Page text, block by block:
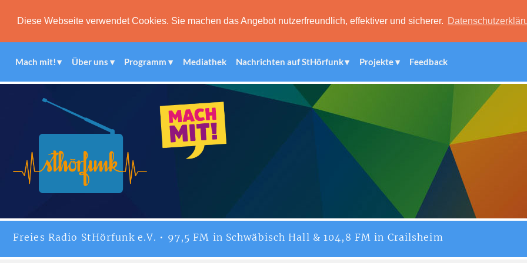
Diese Webseite verwendet Cookies. Sie machen das Angebot nutzerfreundlich, effektiver und sicherer.
Mach mit! Über uns Programm Mediathek Nachrichten auf StHörfunk Projekte Feedback
Freies Radio StHörfunke.V. • 97,5 FM in Schwäbisch Hall & 104,8 FM in Crailsheim